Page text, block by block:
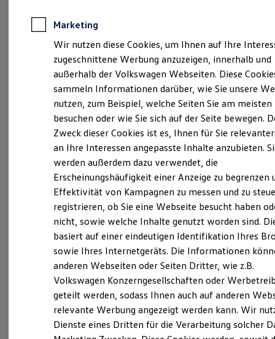
Anpfiff zum Gewinn
Elektroautos
ID. Tutorials
Elektrofahrzeugkonzepte
Reichweite
Reichweite der ID. Modelle
Reichweite im Winter
Laden
Laden unterwegs
Laden Zuhause
Ladezeitensimulator
Batterie
Sicherheit
Garantie und Lebensdauer
Nachhaltigkeit
Technologie
Kosten und Kauf
Verbrauchskosten
Kaufoptionen
E-Auto-Förderung
Software und Konnektivität
Die ID. Software 6
ID. Software Versionen und Updates
Digitale Extras
Schnittstellen zu Ihrem ID.
(Impressum & Rechtliches)
Ganz selbstverständlich.Das
Gebrauchtwagen-
Leistungsversprechen.
Rundum sicher: der 360°Gebrauchtwagen-
Bevor ein VolkswagenZertifizierter
Gebrauchtwagenan unsere Kunden
übergeben wird, prüfen wir den Zustand
Marketing
Wir nutzen diese Cookies, um Ihnen auf Ihre
zugeschnittene Werbung anzuzeigen, innerhalb und
außerhalb der Volkswagen Webseiten. Diese
sammeln Informationen darüber, wie Sie unsere
nutzen, zum Beispiel, welche Seiten Sie am meisten
besuchen oder wie Sie sich auf der Seite bewegen.
Zweck dieser Cookies ist es, Ihnen für Sie
an Ihre Interessen angepasste Inhalte anzubieten.
werden außerdem dazu verwendet, die
Erscheinungshäufigkeit einer Anzeige zu begrenzen
Effektivität von Kampagnen zu messen und zu
registrieren, ob Sie eine Webseite besucht haben
nicht, sowie welche Inhalte genutzt worden sind.
basiert auf einer eindeutigen Identifikation Ihres
sowie Ihres Internetgeräts. Die Informationen
anderen Webseiten oder Seiten Dritter, wie z.B.
Volkswagen Konzerngesellschaften oder
geteilt werden, sodass Ihnen auch auf anderen
relevante Werbung angezeigt werden kann. Wir
Dienste eines Dritten für die Verarbeitung solcher